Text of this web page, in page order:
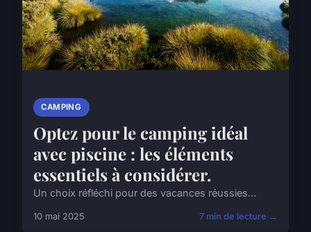
CAMPING
Optez pour le camping idéal
avec piscine : les éléments
essentiels à considérer.
Un choix réfléchi pour des vacances réussies...
10 mai 2025 7 min de lecture →